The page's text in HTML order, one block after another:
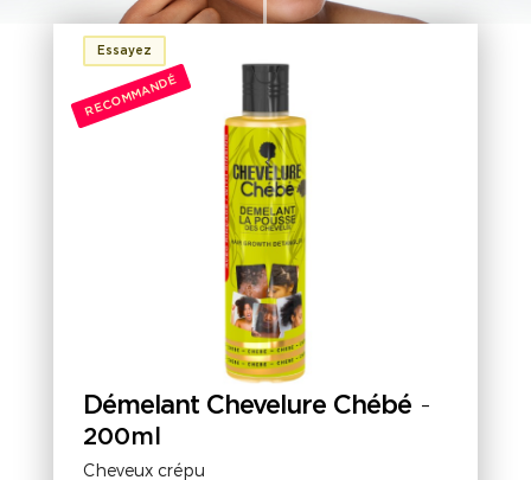
Essayez
RECOMMANDÉ
Démelant Chevelure Chébé-
200ml
Cheveux crépu